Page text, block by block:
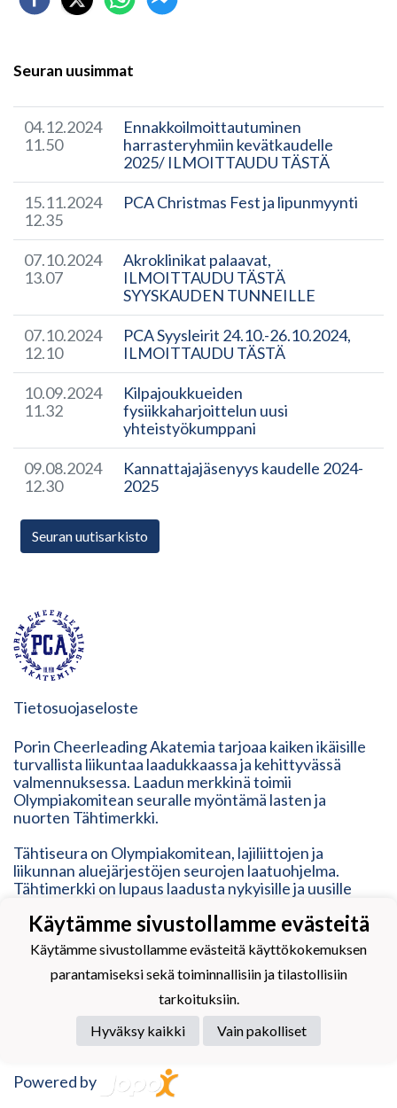
Seuran uusimmat
04.12.2024
11.50
Ennakkoilmoittautuminen
harrasteryhmiin kevätkaudelle
2025/ ILMOITTAUDU TÄSTÄ
15.11.2024
12.35
PCA Christmas Fest ja lipunmyynti
07.10.2024
13.07
Akroklinikat palaavat,
ILMOITTAUDU TÄSTÄ
SYYSKAUDEN TUNNEILLE
07.10.2024
12.10
PCA Syysleirit 24.10.-26.10.2024,
ILMOITTAUDU TÄSTÄ
10.09.2024
11.32
Kilpajoukkueiden
fysiikkaharjoittelun uusi
yhteistyökumppani
09.08.2024
12.30
Kannattajajäsenyys kaudelle 2024-
2025
Seuran uutisarkisto
Tietosuojaseloste
Porin Cheerleading Akatemia tarjoaa kaiken ikäisille
turvallista liikuntaa laadukkaassa ja kehittyvässä
valmennuksessa. Laadun merkkinä toimii
Olympiakomitean seuralle myöntämä lasten ja
nuorten Tähtimerkki.
Tähtiseura on Olympiakomitean, lajiliittojen ja
liikunnan aluejärjestöjen seurojen laatuohjelma.
Tähtimerkki on lupaus laadusta nykyisille ja uusille
Tähtimerkki on osoitus modernista, ketterästä,
vastuullisesta ja inhimillisestä toimintatavasta. Se
vastaa erilaisten liikkujien tarpeisiin, mutta myös
kehittyy heidän mukanaan.
Powered by
Käytämme sivustollamme evästeitä
Käytämme sivustollamme evästeitä käyttökokemuksen
parantamiseksi sekä toiminnallisiin ja tilastollisiin
tarkoituksiin.
Hyväksy kaikki
Vain pakolliset